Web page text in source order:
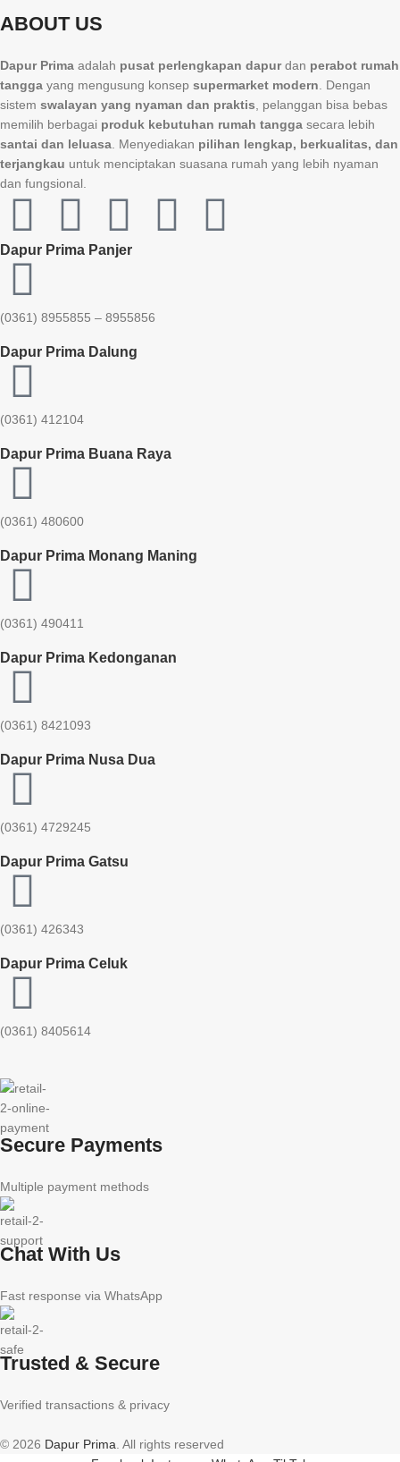
ABOUT US
Dapur Prima adalah pusat perlengkapan dapurdan perabot rumah
tangga yang mengusung konsep supermarket modern . Dengan
sistem swalayan yang nyaman dan praktis , pelanggan bisa bebas
memilih berbagai produk kebutuhan rumah tangga secara lebih
santai dan leluasa . Menyediakan pilihan lengkap, berkualitas, dan
terjangkau untuk menciptakan suasana rumah yang lebih nyaman
dan fungsional.
Dapur Prima Panjer
(0361) 8955855 – 8955856​
Dapur Prima Dalung
(0361) 412104
Dapur Prima Buana Raya
(0361) 480600
Dapur Prima Monang Maning
(0361) 490411​
Dapur Prima Kedonganan
(0361) 8421093
Dapur Prima Nusa Dua
(0361) 4729245
Dapur Prima Gatsu
(0361) 426343
Dapur Prima Celuk
(0361) 8405614
Secure Payments
Multiple payment methods
Chat With Us
Fast response via WhatsApp
Trusted & Secure
Verified transactions & privacy
© 2026 Dapur Prima . All rights reserved